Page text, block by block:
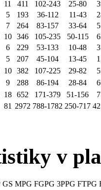
11 411 102-243 25-80
5 193 36-112 11-43
7 264 83-157 33-64
10 346 105-235 50-115
6 229 53-133 10-48
5 207 45-104 13-45
10 382 107-225 29-82
9 288 86-194 28-84
18 652 171-379 51-156
81 2972 788-1782 250-717
v
GS MPG FGPG 3PPG FTPG